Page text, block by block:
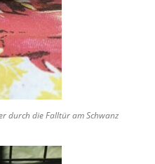
durch die Falltür am Schwanz